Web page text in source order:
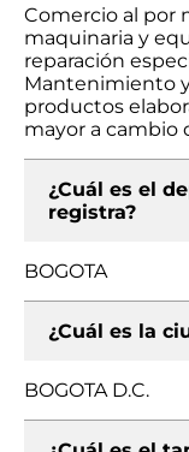
Comercio al por
maquinaria y
reparación
Mantenimiento
productos
mayor a cambio
¿Cuál es el
registra?
BOGOTA
¿Cuál es la
BOGOTA D.C.